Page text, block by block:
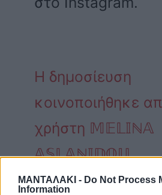
ΜΑΝΤΑΛΑΚΙ - Do Not Process
Information
Η δημοσίευση
κοινοποιήθηκε
χρήστη 𝕄𝔼𝕃𝕀ℕ𝔸
𝔸𝕊𝕃𝔸ℕ𝕀𝔻𝕆𝕌